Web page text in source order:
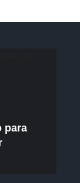
para